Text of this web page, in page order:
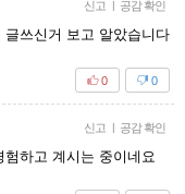
신고 | 공감 확인
쓰신거 보고 알았습니다
0
0
신고 | 공감 확인
하고 계시는 중이네요